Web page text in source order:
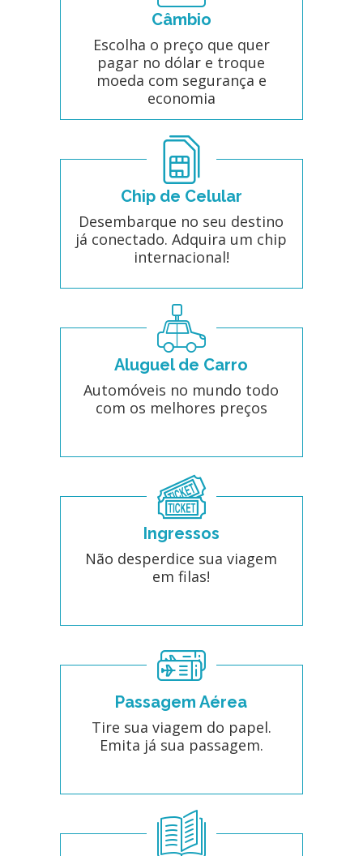
Câmbio
Escolha o preço que quer
pagar no dólar e troque
moeda com segurança e
economia
Chip de Celular
Desembarque no seu destino
já conectado. Adquira um chip
internacional!
Aluguel de Carro
Automóveis no mundo todo
com os melhores preços
Ingressos
Não desperdice sua viagem
em filas!
Passagem Aérea
Tire sua viagem do papel.
Emita já sua passagem.